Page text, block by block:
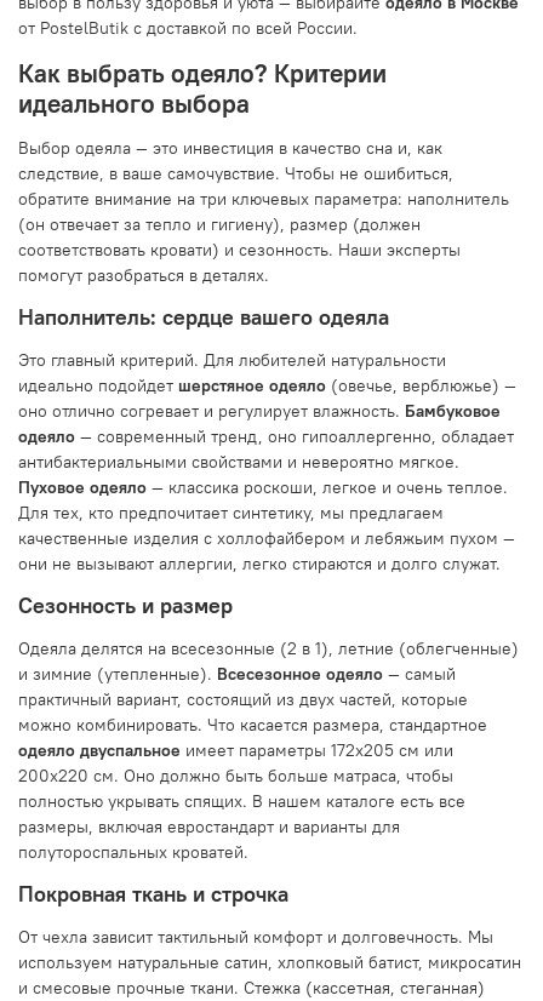
от PostelButik с доставкой по всей России.
Как выбрать одеяло? Критерии
идеального выбора
Выбор одеяла — это инвестиция в качество сна и, как
следствие, в ваше самочувствие. Чтобы не ошибиться,
обратите внимание на три ключевых параметра: наполнитель
(он отвечает за тепло и гигиену), размер (должен
соответствовать кровати) и сезонность. Наши эксперты
помогут разобраться в деталях.
Наполнитель: сердце вашего одеяла
Это главный критерий. Для любителей натуральности
идеально подойдет шерстяное одеяло (овечье, верблюжье) —
оно отлично согревает и регулирует влажность. Бамбуковое
одеяло — современный тренд, оно гипоаллергенно, обладает
антибактериальными свойствами и невероятно мягкое.
Пуховое одеяло — классика роскоши, легкое и очень теплое.
Для тех, кто предпочитает синтетику, мы предлагаем
качественные изделия с холлофайбером и лебяжьим пухом —
они не вызывают аллергии, легко стираются и долго служат.
Сезонность и размер
Одеяла делятся на всесезонные (2 в 1), летние (облегченные)
и зимние (утепленные). Всесезонное одеяло — самый
практичный вариант, состоящий из двух частей, которые
можно комбинировать. Что касается размера, стандартное
одеяло двуспальное имеет параметры 172х205 см или
200х220 см. Оно должно быть больше матраса, чтобы
полностью укрывать спящих. В нашем каталоге есть все
размеры, включая евростандарт и варианты для
полутороспальных кроватей.
Покровная ткань и строчка
От чехла зависит тактильный комфорт и долговечность. Мы
используем натуральные сатин, хлопковый батист, микросатин
и смесовые прочные ткани. Стежка (кассетная, стеганная)